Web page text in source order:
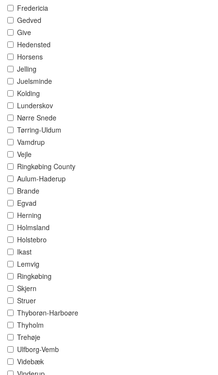
Fredericia
Gedved
Give
Hedensted
Horsens
Jelling
Juelsminde
Kolding
Lunderskov
Nørre Snede
Tørring-Uldum
Vamdrup
Vejle
Ringkøbing County
Aulum-Haderup
Brande
Egvad
Herning
Holmsland
Holstebro
Ikast
Lemvig
Ringkøbing
Skjern
Struer
Thyborøn-Harboøre
Thyholm
Trehøje
Ulfborg-Vemb
Videbæk